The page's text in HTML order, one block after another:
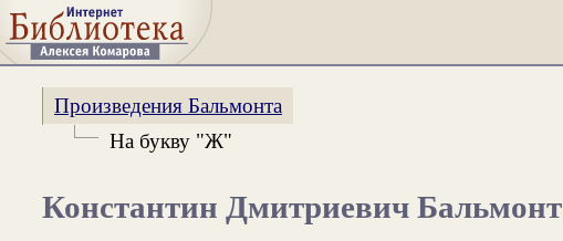
Произведения Бальмонта
На букву "Ж"
Константин Дмитриевич Бальмонт